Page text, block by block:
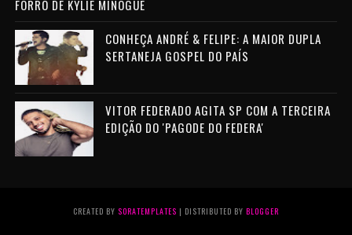
FORRÓ DE KYLIE MINOGUE
CONHEÇA ANDRÉ & FELIPE: A MAIOR DUPLA
SERTANEJA GOSPEL DO PAÍS
VITOR FEDERADO AGITA SP COM A TERCEIRA
EDIÇÃO DO 'PAGODE DO FEDERA'
CREATED BY SORATEMPLATES | DISTRIBUTED BY BLOGGER